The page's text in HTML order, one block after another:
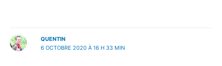
QUENTIN
6 OCTOBRE 2020 À 16 H 33 MIN